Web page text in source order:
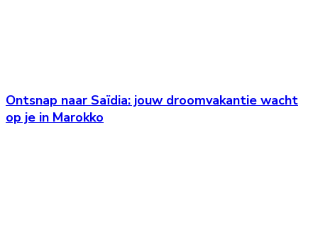
Ontsnap naar Saïdia: jouw droomvakantie wacht
op je in Marokko